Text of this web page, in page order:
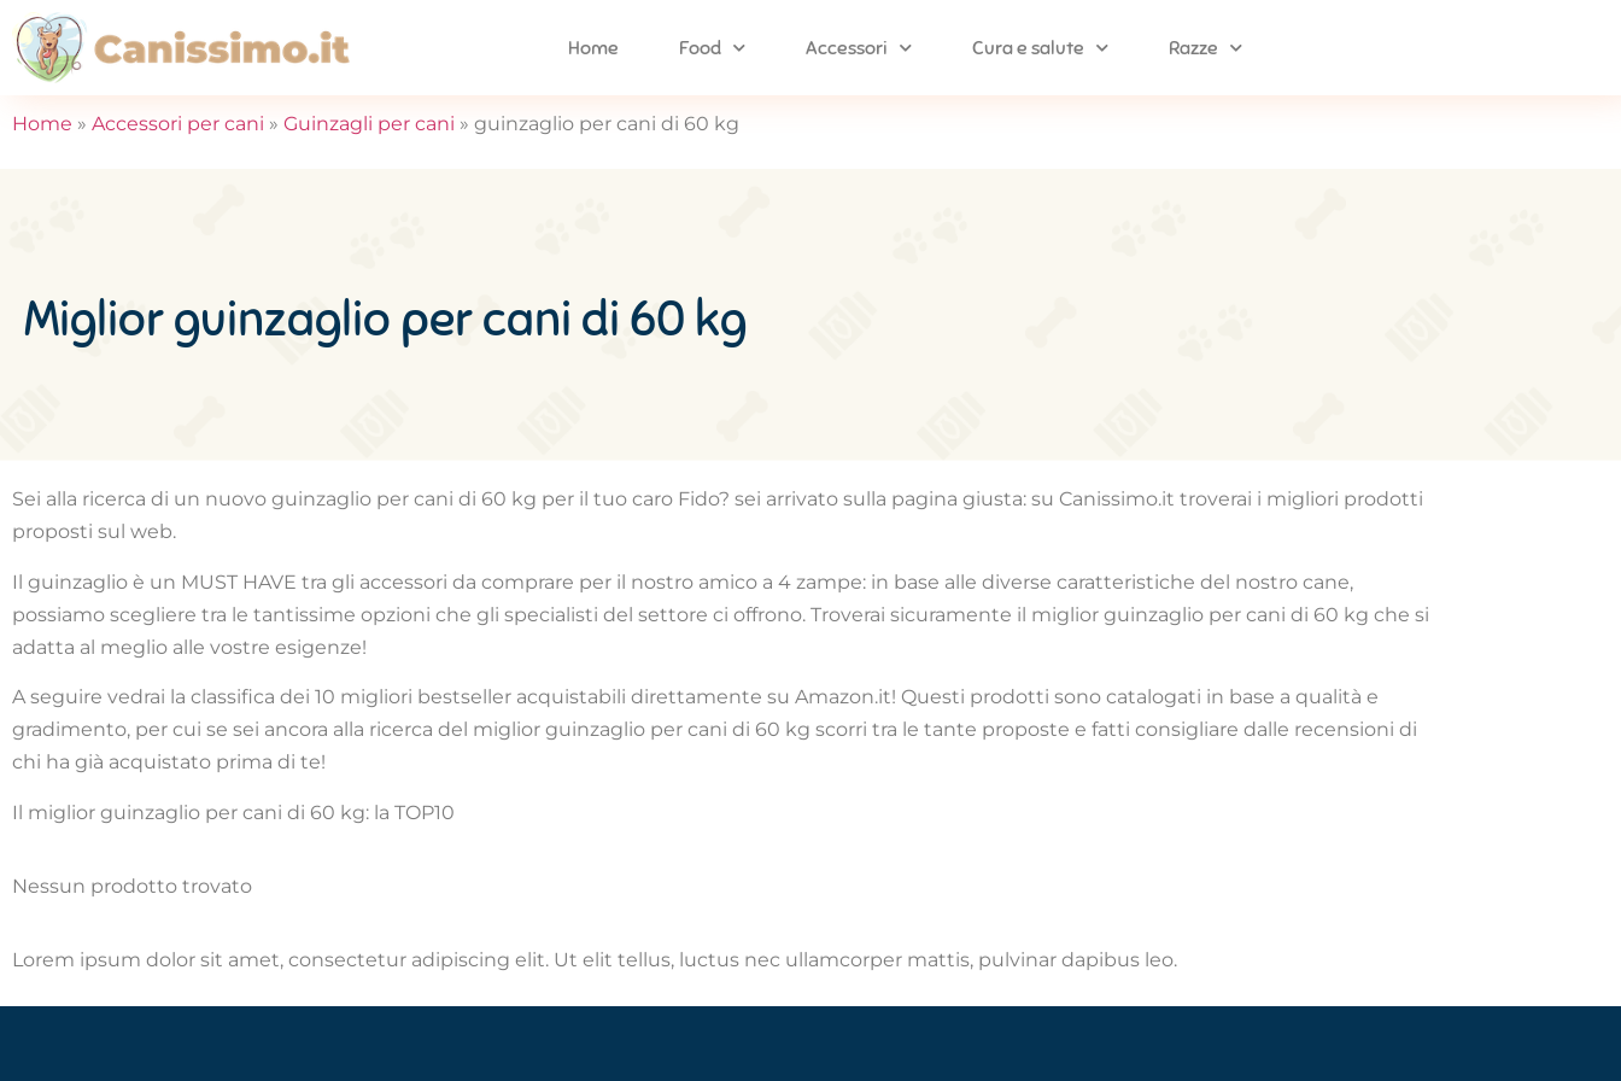
Home Food Accessori Cura e salute Razze
Home » Accessori per cani » Guinzagli per cani » guinzaglio per cani di 60 kg
Miglior guinzaglio per cani di 60 kg
Sei alla ricerca di un nuovo guinzaglio per cani di 60 kg per il tuo caro Fido? sei arrivato sulla pagina giusta: su Canissimo.it troverai i migliori prodotti
proposti sul web.
Il guinzaglio è un MUST HAVE tra gli accessori da comprare per il nostro amico a 4 zampe: in base alle diverse caratteristiche del nostro cane,
possiamo scegliere tra le tantissime opzioni che gli specialisti del settore ci offrono. Troverai sicuramente il miglior guinzaglio per cani di 60 kg che si
adatta al meglio alle vostre esigenze!
A seguire vedrai la classifica dei 10 migliori bestseller acquistabili direttamente su Amazon.it! Questi prodotti sono catalogati in base a qualità e
gradimento, per cui se sei ancora alla ricerca del miglior guinzaglio per cani di 60 kg scorri tra le tante proposte e fatti consigliare dalle recensioni di
chi ha già acquistato prima di te!
Il miglior guinzaglio per cani di 60 kg: la TOP10
Nessun prodotto trovato
Lorem ipsum dolor sit amet, consectetur adipiscing elit. Ut elit tellus, luctus nec ullamcorper mattis, pulvinar dapibus leo.